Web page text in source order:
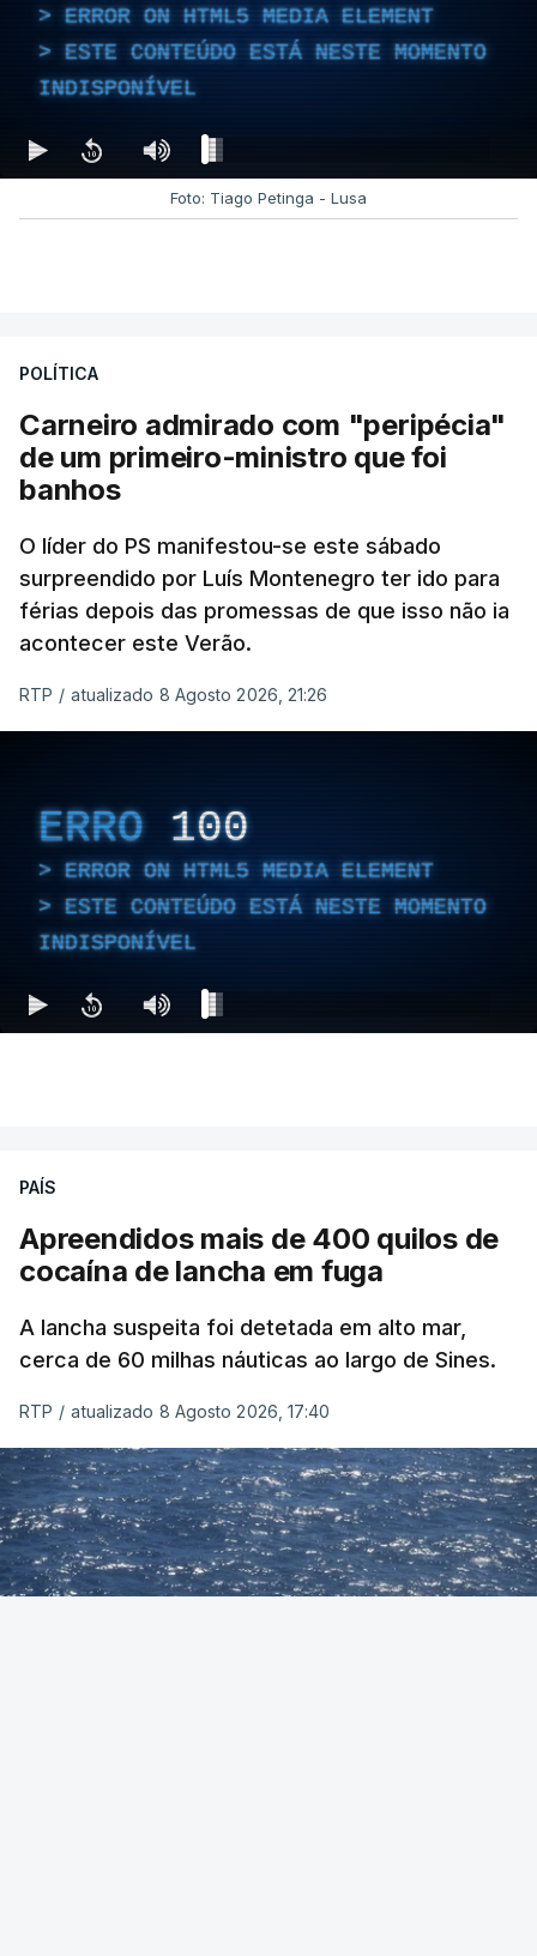
ERROR ON HTML5 MEDIA ELEMENT
ESTE CONTEÚDO ESTÁ NESTE MOMENTO
INDISPONÍVEL
Foto: Tiago Petinga - Lusa
POLÍTICA
Carneiro admirado com "peripécia"
de um primeiro-ministro que foi
banhos
O líder do PS manifestou-se este sábado
surpreendido por Luís Montenegro ter ido para
férias depois das promessas de que isso não ia
acontecer este Verão.
RTP / atualizado 8 Agosto 2026, 21:26
ERRO 100
ERROR ON HTML5 MEDIA ELEMENT
ESTE CONTEÚDO ESTÁ NESTE MOMENTO
INDISPONÍVEL
PAÍS
Apreendidos mais de 400 quilos de
cocaína de lancha em fuga
A lancha suspeita foi detetada em alto mar,
cerca de 60 milhas náuticas ao largo de Sines.
RTP / atualizado 8 Agosto 2026, 17:40